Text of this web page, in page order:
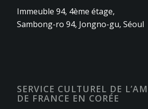
Immeuble 94, 4ème étage,
Sambong-ro 94, Jongno-gu, Séoul
SERVICE CULTUREL DE
DE FRANCE EN CORÉE